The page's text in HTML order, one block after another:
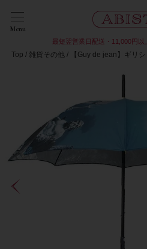
Menu
最短翌営業日配送・11,000円以
Top 雑貨その他 【Guy de jean】ギリ